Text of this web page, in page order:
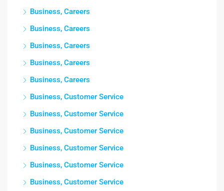
Business, Careers
Business, Careers
Business, Careers
Business, Careers
Business, Careers
Business, Customer Service
Business, Customer Service
Business, Customer Service
Business, Customer Service
Business, Customer Service
Business, Customer Service